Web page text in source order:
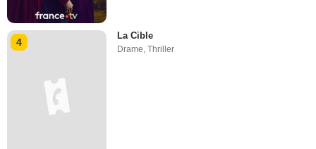
4
La Cible
Drame,Thriller